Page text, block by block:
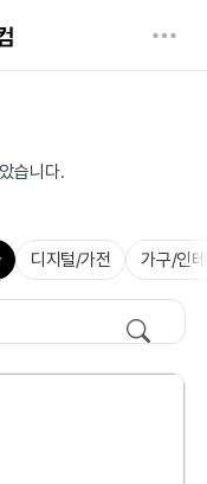
습니다.
디지털/가전 가구/인